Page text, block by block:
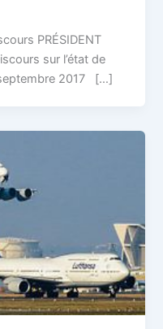
PRÉSIDENT
sur l’état de
septembre 2017 […]